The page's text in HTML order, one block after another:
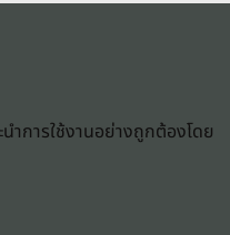
ำการใช้งานอย่างถูกต้องโดย